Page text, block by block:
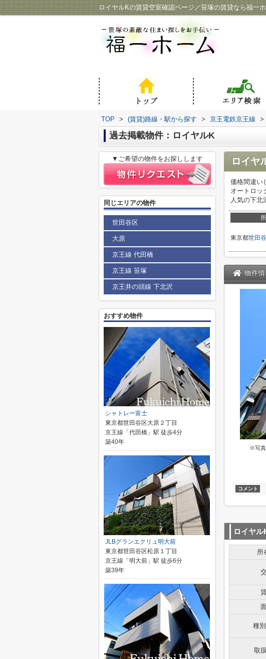
ロイヤルKの賃貸空室確認ページ／笹塚の賃貸なら福一
TOP > (賃貸)路線・駅から探す > 京王電鉄京王線 >
過去掲載物件：ロイヤルK
ロイヤ
価格間違い
オートロッ
人気の下北
東京都世田
物件情
※写真
コメント
ロイヤル
所
種
取
▼ご希望の物件をお探しします
同じエリアの物件
世田谷区
大原
京王線 代田橋
京王線 笹塚
京王井の頭線 下北沢
おすすめ物件
シャトレー富士
東京都世田谷区大原２丁目
京王線「代田橋」駅 徒歩4分
築40年
JLBグランエクリュ明大前
東京都世田谷区松原１丁目
京王線「明大前」駅 徒歩6分
築39年